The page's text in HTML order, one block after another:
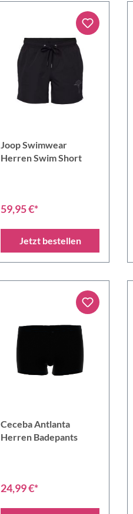
Joop Swimwear
Herren Swim Short
59,95 €*
Jetzt bestellen
Ceceba Antlanta
Herren Badepants
24,99 €*